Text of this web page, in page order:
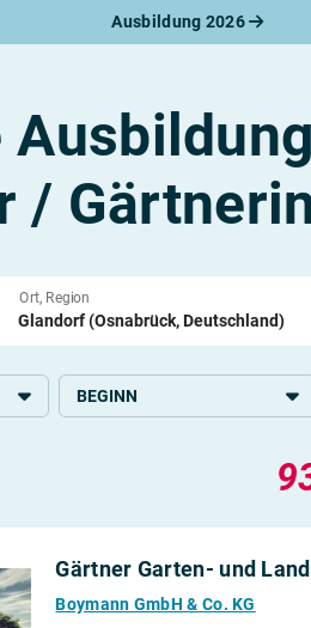
Ausbildung 2026
/
Ort, Region
BEGINN
Gärtner Garten- und
Boymann GmbH & Co. KG